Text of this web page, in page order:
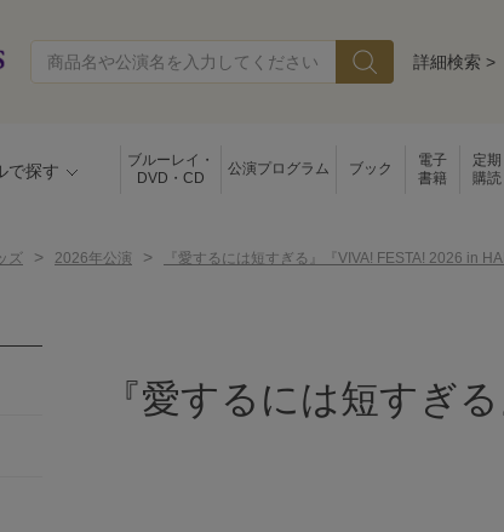
詳細検索 >
で探す
ブルーレイ・
DVD・CD
公演プログラム ブック
電子
書籍
定期
購読
ズ > 2026年公演 > 『愛するには短すぎる』『VIVA! FESTA! 2026 in
『愛するには短すぎ